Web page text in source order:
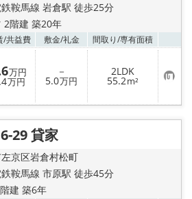
鞍馬線 岩倉駅 徒歩25分
2階建 築20年
/共益費 敷金/礼金 間取り/専有面積
万円
万円
－
5.0万円
2LDK
55.2m² お
気
に
入
り
29 貸家
京区岩倉村松町
鞍馬線 市原駅 徒歩45分
建 築6年